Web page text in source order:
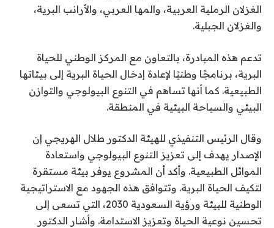
الغزلان الرملية العربية، والمها العربي، والأرانب البرية،
والغزلان الجبلية.
تدعم هذه المبادرة، بالتعاون مع المركز الوطني للحياة
البرية، برنامجًا وطنيًا لإعادة إدخال الحياة البرية إلى بيئاتها
الطبيعية. كما أنها تساهم في التنوع البيولوجي والتوازن
البيئي والسياحة البيئية في المنطقة.
وقال الرئيس التنفيذي للهيئة الدكتور طلال الهريجي إن
الإصدار يهدف إلى تعزيز التنوع البيولوجي واستعادة
الموائل الطبيعية. وأكد أن المشروع يوفر بيئة مستقرة
لتكيف الحياة البرية. وتتوافق هذه الجهود مع الاستراتيجية
الوطنية للبيئة ورؤية السعودية 2030، التي تسعى إلى
تحسين نوعية الحياة وتعزيز الاستدامة. وأشار الدكتور